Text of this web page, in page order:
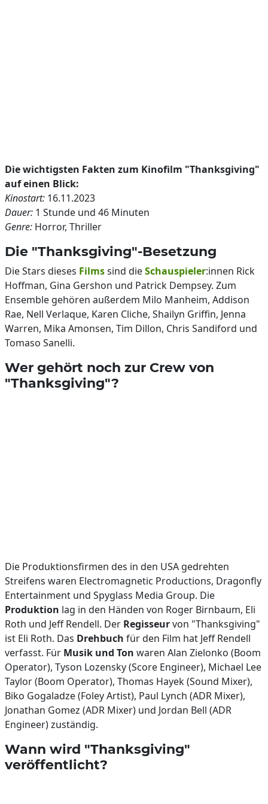
Die wichtigsten Fakten zum Kinofilm "Thanksgiving"
auf einen Blick:
Kinostart: 16.11.2023
Dauer: 1 Stunde und 46 Minuten
Genre: Horror, Thriller
Die "Thanksgiving"-Besetzung
Die Stars dieses Filmssind dieSchauspieler:innen Rick
Hoffman, Gina Gershon und Patrick Dempsey. Zum
Ensemble gehören außerdem Milo Manheim, Addison
Rae, Nell Verlaque, Karen Cliche, Shailyn Griffin, Jenna
Warren, Mika Amonsen, Tim Dillon, Chris Sandiford und
Tomaso Sanelli.
Wer gehört noch zur Crew von
"Thanksgiving"?
Die Produktionsfirmen des in den USA gedrehten
Streifens waren Electromagnetic Productions, Dragonfly
Entertainment und Spyglass Media Group. Die
Produktion lag in den Händen von Roger Birnbaum, Eli
Roth und Jeff Rendell. Der Regisseurvon "Thanksgiving"
ist Eli Roth. Das Drehbuch für den Film hat Jeff Rendell
verfasst. Für Musik und Ton waren Alan Zielonko (Boom
Operator), Tyson Lozensky (Score Engineer), Michael Lee
Taylor (Boom Operator), Thomas Hayek (Sound Mixer),
Biko Gogaladze (Foley Artist), Paul Lynch (ADR Mixer),
Jonathan Gomez (ADR Mixer) und Jordan Bell (ADR
Engineer) zuständig.
Wann wird "Thanksgiving"
veröffentlicht?